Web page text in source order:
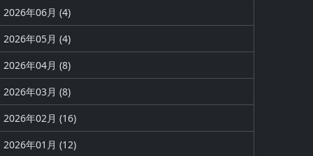
2026年06月 (4)
2026年05月 (4)
2026年04月 (8)
2026年03月 (8)
2026年02月 (16)
2026年01月 (12)